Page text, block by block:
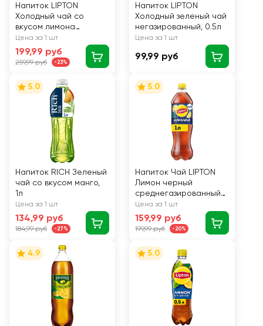
Напиток LIPTON
Холодный чай со
вкусом лимона
негазированный, 1.5л
Цена за 1 шт
199,99 руб
259,99 руб -23%
Напиток LIPTON
Холодный зеленый чай
негазированный, 0.5л
Цена за 1 шт
99,99 руб
5.0
Напиток RICH Зеленый
чай со вкусом манго,
1л
Цена за 1 шт
134,99 руб
184,99 руб -27%
5.0
Напиток Чай LIPTON
Лимон черный
среднегазированный
п/б 1л.
Цена за 1 шт
159,99 руб
199,99 руб -20%
4.9 5.0